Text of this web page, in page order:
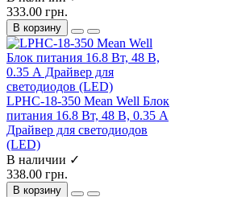
333.00 грн.
В корзину
LPHC-18-350 Mean Well Блок
питания 16.8 Вт, 48 В, 0.35 А
Драйвер для светодиодов
(LED)
В наличии ✓
338.00 грн.
В корзину